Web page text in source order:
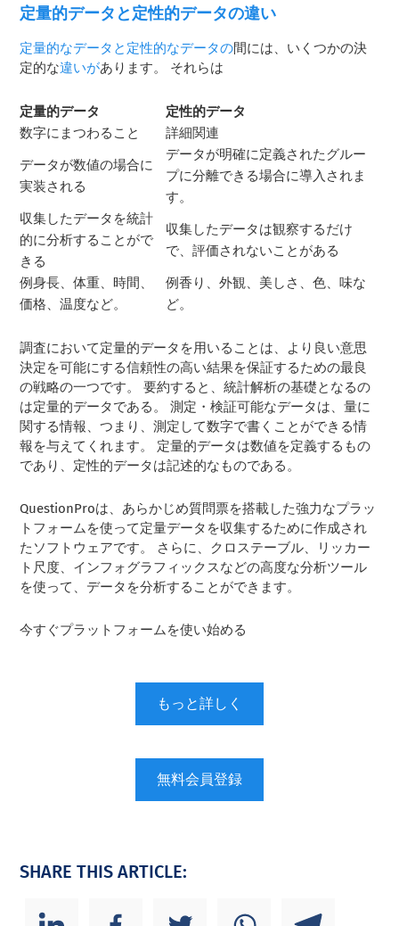
定量的データと定性的データの違い
定量的なデータと定性的なデータの間には、いくつかの決
定的な違いがあります。 それらは
定量的データ
定性的データ
数字にまつわること
詳細関連
データが数値の場合に
実装される
データが明確に定義されたグルー
プに分離できる場合に導入されま
す。
収集したデータを統計
的に分析することがで
きる
収集したデータは観察するだけ
で、評価されないことがある
例身長、体重、時間、
価格、温度など。
例香り、外観、美しさ、色、味な
ど。
調査において定量的データを用いることは、より良い意思
決定を可能にする信頼性の高い結果を保証するための最良
の戦略の一つです。 要約すると、統計解析の基礎となるの
は定量的データである。 測定・検証可能なデータは、量に
関する情報、つまり、測定して数字で書くことができる情
報を与えてくれます。 定量的データは数値を定義するもの
であり、定性的データは記述的なものである。
QuestionProは、あらかじめ質問票を搭載した強力なプラッ
トフォームを使って定量データを収集するために作成され
たソフトウェアです。 さらに、クロステーブル、リッカー
ト尺度、インフォグラフィックスなどの高度な分析ツール
を使って、データを分析することができます。
今すぐプラットフォームを使い始める
もっと詳しく
無料会員登録
SHARE THIS ARTICLE: